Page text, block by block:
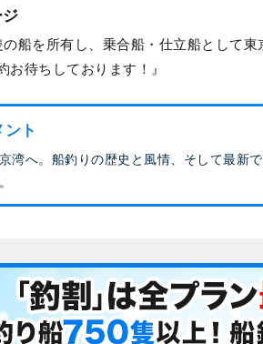
船を所有し、乗合船・仕立船として
お待ちしております！
ト
湾へ。船釣りの歴史と風情、そして最新